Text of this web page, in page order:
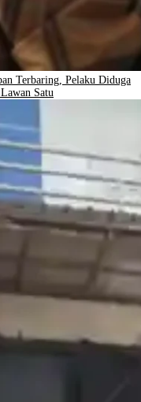
Terbaring, Pelaku Diduga
Satu